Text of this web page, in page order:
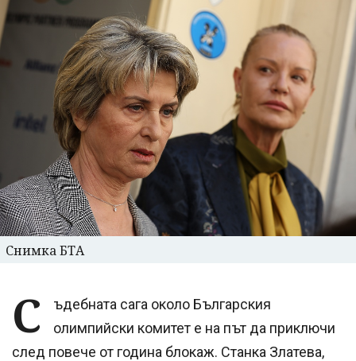
Снимка БТА
С
ъдебната сага около Българския
олимпийски комитет е на път да приключи
след повече от година блокаж. Станка Златева,